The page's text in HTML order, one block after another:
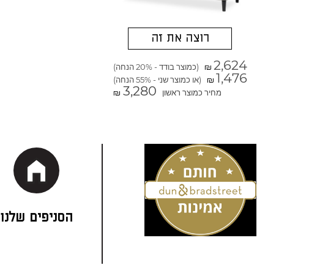
רוצה את זה
₪ 2,624 (כמוצר בודד - 20% הנחה)
₪ 1,476
(או כמוצר שני - 55% הנחה)
מחיר כמוצר ראשון
₪ 3,280
הסניפים שלנו